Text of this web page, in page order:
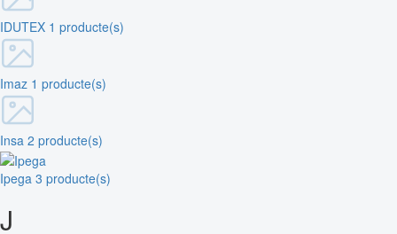
IDUTEX 1 producte(s)
Imaz 1 producte(s)
Insa 2 producte(s)
Ipega 3 producte(s)
J